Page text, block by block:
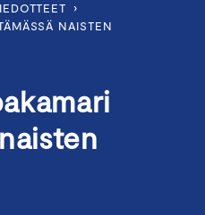
›
NAISTEN